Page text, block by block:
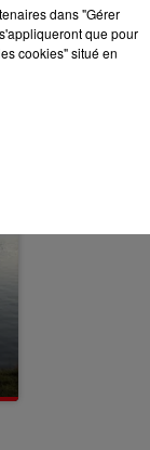
dans "Gérer
que pour
cookies" situé en